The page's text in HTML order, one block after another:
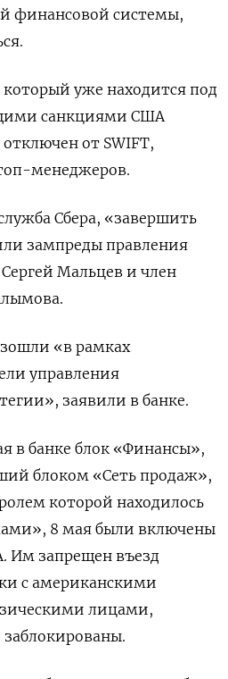
финансовой системы,
уже находится под
санкциями США
от SWIFT,
менеджеров.
Сбера, «завершить
зампреды правления
Мальцев и член
«в рамках
управления
заявили в банке.
в банке блок «Финансы»,
блоком «Сеть продаж»,
которой находилось
8 мая были включены
Им запрещен въезд
с американскими
лицами,